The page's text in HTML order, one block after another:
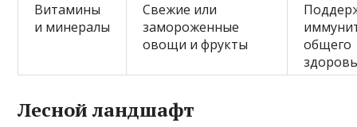
Витамины
и минералы
Свежие или
замороженные
овощи и фрукты
общего
Лесной ландшафт